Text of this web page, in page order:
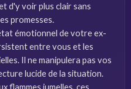
d'y voir plus clair sans
promesses.
émotionnel de votre ex-
entre vous et les
Il ne manipulera pas vos
lucide de la situation.
flammes jumelles, ces